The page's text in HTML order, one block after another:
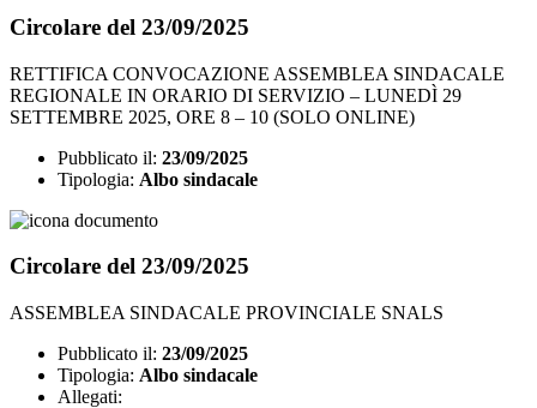
Circolare del 23/09/2025
RETTIFICA CONVOCAZIONE ASSEMBLEA SINDACALE
REGIONALE IN ORARIO DI SERVIZIO – LUNEDÌ 29
SETTEMBRE 2025, ORE 8 – 10 (SOLO ONLINE)
Pubblicato il: 23/09/2025
Tipologia: Albo sindacale
Circolare del 23/09/2025
ASSEMBLEA SINDACALE PROVINCIALE SNALS
Pubblicato il: 23/09/2025
Tipologia: Albo sindacale
Allegati: